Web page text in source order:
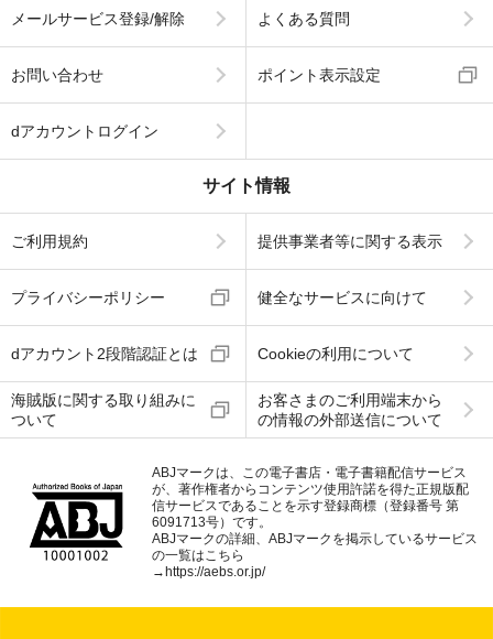
メールサービス登録/解除 よくある質問
お問い合わせ ポイント表示設定
dアカウントログイン
サイト情報
ご利用規約 提供事業者等に関する表示
プライバシーポリシー 健全なサービスに向けて
dアカウント2段階認証とは Cookieの利用について
海賊版に関する取り組みに
ついて
お客さまのご利用端末から
の情報の外部送信について
ABJマークは、この電子書店・電子書籍配信サービス
が、著作権者からコンテンツ使用許諾を得た正規版配
信サービスであることを示す登録商標（登録番号 第
6091713号）です。
ABJマークの詳細、ABJマークを掲示しているサービス
の一覧はこちら
→https://aebs.or.jp/